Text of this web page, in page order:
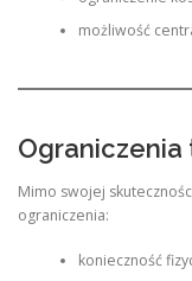
możliwość
Mimo swojej
ograniczenia:
konieczność